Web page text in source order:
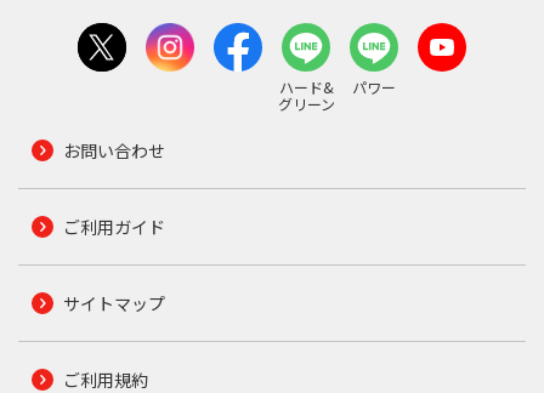
ハード&
グリーン
パワー
お問い合わせ
ご利用ガイド
サイトマップ
ご利用規約